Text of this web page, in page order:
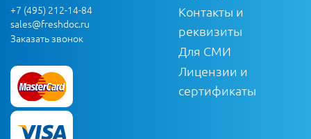
+7 (495) 212-14-84
sales@freshdoc.ru
Заказать звонок
Контакты и
реквизиты
Для СМИ
Лицензии и
сертификаты